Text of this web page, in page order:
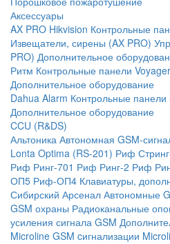
Аксессуары
AX PRO Hikvision Контрольные
Извещатели, сирены (AX PRO)
PRO) Дополнительное
Ритм Контрольные панели Voyager
Дополнительное оборудование
Dahua Alarm Контрольные панели
Дополнительное оборудование
CCU (R&DS)
Альтоника Автономная GSM-
Lonta Optima (RS-201) Риф
Риф Ринг-701 Риф Ринг-2 Риф
ОП5 Риф-ОП4 Клавиатуры,
Сибирский Арсенал Автономные
GSM охраны Радиоканальные
усиления сигнала GSM
Microline GSM cигнализации